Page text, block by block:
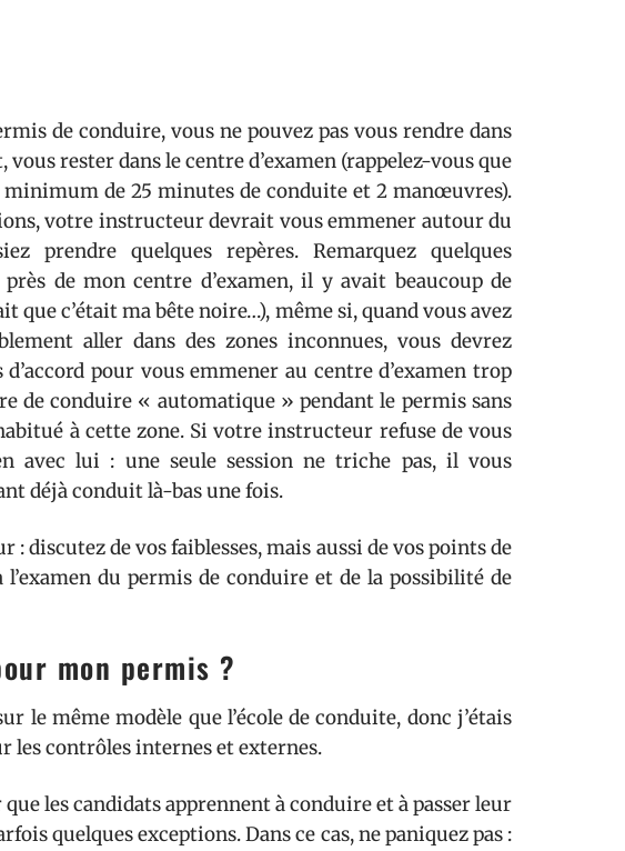
de conduire, vous ne pouvez pas vous rendre dans
rester dans le centre d’examen (rappelez-vous que
de 25 minutes de conduite et 2 manœuvres).
votre instructeur devrait vous emmener autour du
prendre quelques repères. Remarquez quelques
de mon centre d’examen, il y avait beaucoup de
c’était ma bête noire…), même si, quand vous avez
aller dans des zones inconnues, vous devrez
pour vous emmener au centre d’examen trop
de conduire « automatique » pendant le permis sans
à cette zone. Si votre instructeur refuse de vous
avec lui : une seule session ne triche pas, il vous
déjà conduit là-bas une fois.
: discutez de vos faiblesses, mais aussi de vos points de
du permis de conduire et de la possibilité de
mon permis ?
le même modèle que l’école de conduite, donc j’étais
les contrôles internes et externes.
les candidats apprennent à conduire et à passer leur
quelques exceptions. Dans ce cas, ne paniquez pas :